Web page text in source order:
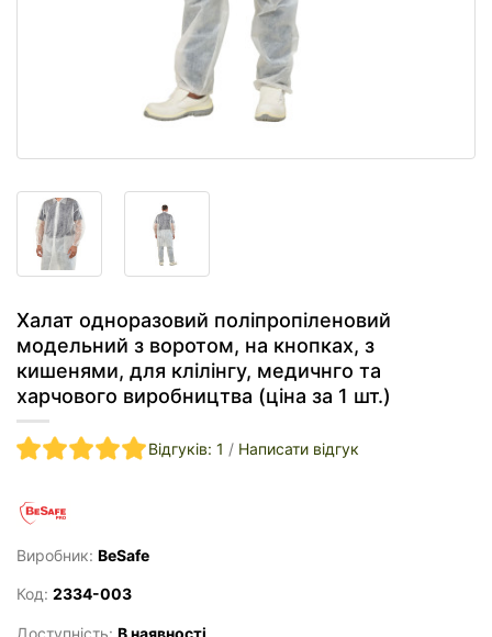
Халат одноразовий поліпропіленовий
модельний з воротом, на кнопках, з
кишенями, для клілінгу, медичнго та
харчового виробництва (ціна за 1 шт.)
Відгуків: 1 / Написати відгук
Виробник: BeSafe
Код: 2334-003
Доступність: В наявності